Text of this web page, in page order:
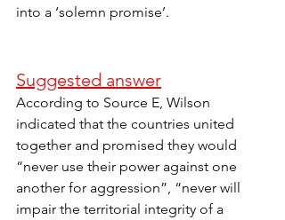
into a ‘solemn promise’.
Suggested answer
According to Source E, Wilson
indicated that the countries united
together and promised they would
“never use their power against one
another for aggression”, “never will
impair the territorial integrity of a